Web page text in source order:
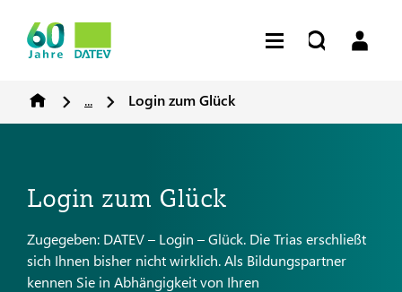
... Login zum Glück
Login zum Glück
Zugegeben: DATEV – Login – Glück. Die Trias erschließt
sich Ihnen bisher nicht wirklich. Als Bildungspartner
kennen Sie in Abhängigkeit von Ihren